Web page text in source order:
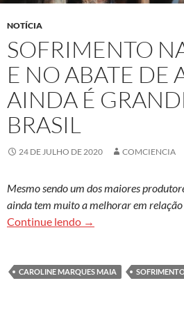
NOTÍCIA
SOFRIMENTO
E NO ABATE DE
AINDA É
BRASIL
24 DE JULHO DE 2020 COMCIENCIA
Mesmo sendo um dos maiores
ainda tem muito a melhorar em
Continue lendo Sofrimento na
→
CAROLINE MARQUES MAIA